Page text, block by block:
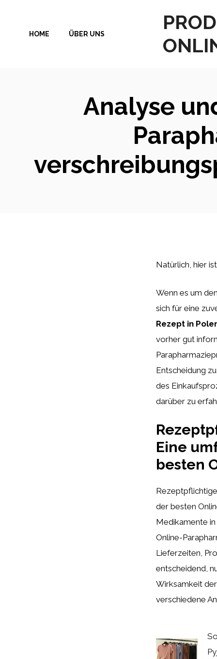
springenHOME ÜBER UNS
Analyse
Natürlich, hier
Wenn es um
sich für eine
Rezept in
vorher gut
Entscheidung
des
darüber zu
Eine
besten
der besten
Medikamente
Online-
Lieferzeiten,
entscheidend,
Wirksamkeit
verschiedene